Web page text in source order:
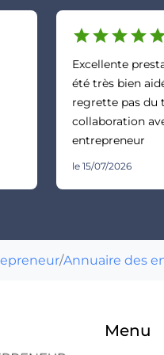
starstarstarstar
Excellente
été très bien
regrette pas du
collaboration
entrepreneur
le 15/07/2026
/Annuaire des
Menu